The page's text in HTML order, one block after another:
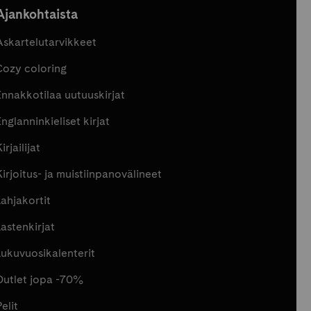
coloring
uutuuskirjat
kirjat
ja muistiinpanovälineet
jopa -70%